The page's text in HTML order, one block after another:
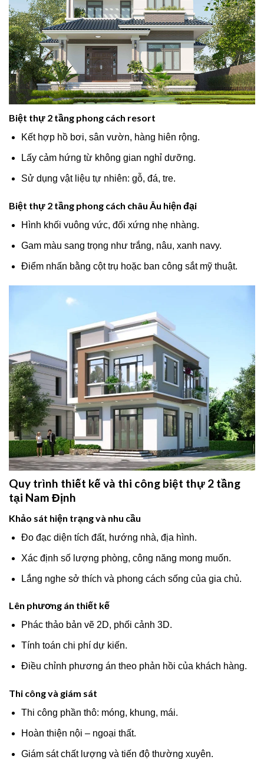
Biệt thự 2 tầng phong cách resort
Kết hợp hồ bơi, sân vườn, hàng hiên rộng.
Lấy cảm hứng từ không gian nghỉ dưỡng.
Sử dụng vật liệu tự nhiên: gỗ, đá, tre.
Biệt thự 2 tầng phong cách châu Âu hiện đại
Hình khối vuông vức, đối xứng nhẹ nhàng.
Gam màu sang trọng như trắng, nâu, xanh navy.
Điểm nhấn bằng cột trụ hoặc ban công sắt mỹ thuật.
Quy trình thiết kế và thi công biệt thự 2 tầng
tại Nam Định
Khảo sát hiện trạng và nhu cầu
Đo đạc diện tích đất, hướng nhà, địa hình.
Xác định số lượng phòng, công năng mong muốn.
Lắng nghe sở thích và phong cách sống của gia chủ.
Lên phương án thiết kế
Phác thảo bản vẽ 2D, phối cảnh 3D.
Tính toán chi phí dự kiến.
Điều chỉnh phương án theo phản hồi của khách hàng.
Thi công và giám sát
Thi công phần thô: móng, khung, mái.
Hoàn thiện nội – ngoại thất.
Giám sát chất lượng và tiến độ thường xuyên.